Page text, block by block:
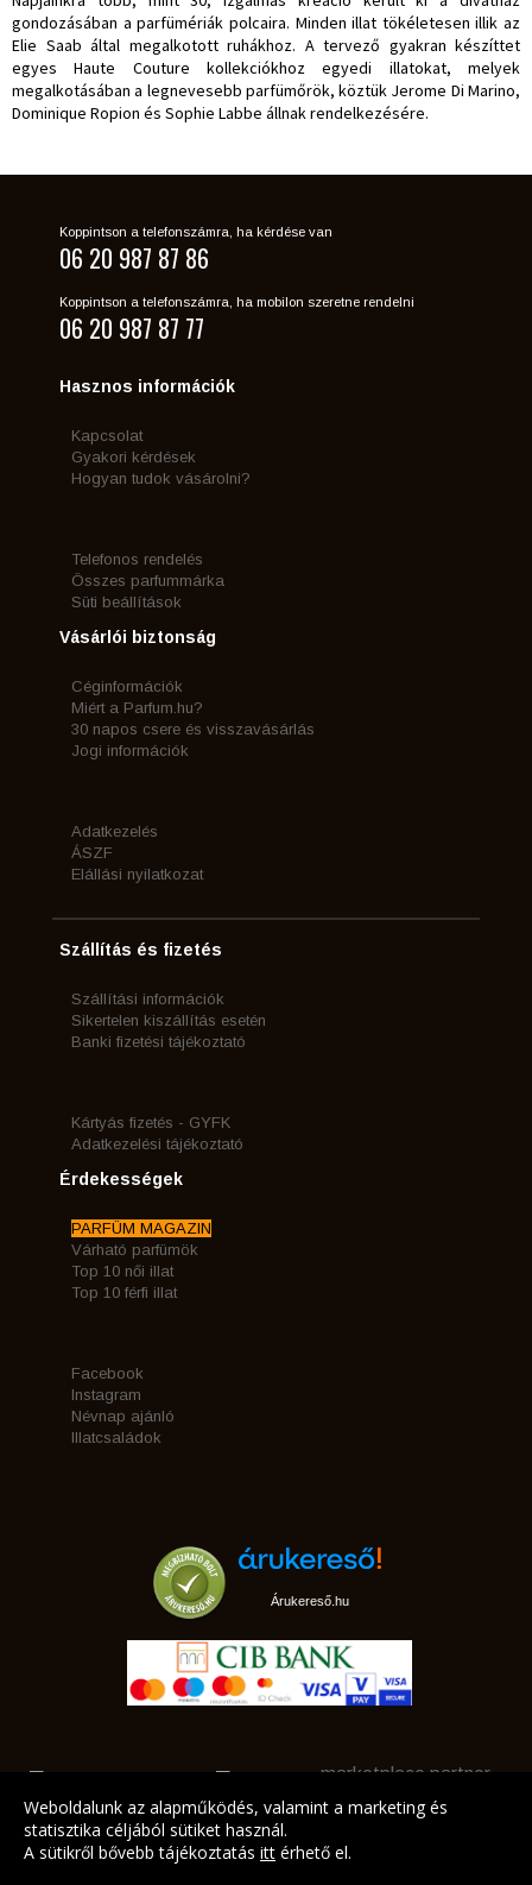
gondozásában a parfümériák polcaira. Minden illat tökéletesen illik az
Elie Saab által megalkotott ruhákhoz. A tervező gyakran készíttet
egyes Haute Couture kollekciókhoz egyedi illatokat, melyek
megalkotásában a legnevesebb parfümőrök, köztük Jerome Di Marino,
Dominique Ropion és Sophie Labbe állnak rendelkezésére.
Koppintson a telefonszámra, ha kérdése van
06 20 987 87 86
Koppintson a telefonszámra, ha mobilon szeretne rendelni
06 20 987 87 77
Hasznos információk
Kapcsolat
Gyakori kérdések
Hogyan tudok vásárolni?
Telefonos rendelés
Összes parfummárka
Süti beállítások
Vásárlói biztonság
Céginformációk
Miért a Parfum.hu?
30 napos csere és visszavásárlás
Jogi információk
Adatkezelés
ÁSZF
Elállási nyilatkozat
Szállítás és fizetés
Szállítási információk
Sikertelen kiszállítás esetén
Banki fizetési tájékoztató
Kártyás fizetés - GYFK
Adatkezelési tájékoztató
Érdekességek
PARFÜM MAGAZIN
Várható parfümök
Top 10 női illat
Top 10 férfi illat
Facebook
Instagram
Névnap ajánló
Illatcsaládok
Árukereső.hu
marketplace partner
Weboldalunk az alapműködés, valamint a marketing és
statisztika céljából sütiket használ.
A sütikről bővebb tájékoztatás itt érhető el.